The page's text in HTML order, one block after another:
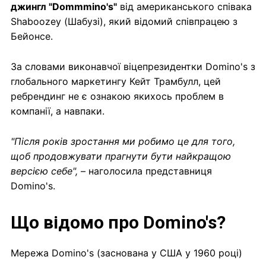
джингл "Dommmino's" від американського співака
Shaboozey (Шабузі), який відомий співпрацею з
Бейонсе.
За словами виконавчої віцепрезидентки Domino's з
глобального маркетингу Кейт Трамбулл, цей
ребрендинг не є ознакою якихось проблем в
компанії, а навпаки.
"Після років зростання ми робимо це для того,
щоб продовжувати прагнути бути найкращою
версією себе", – наголосила представниця
Domino's.
Що відомо про Domino's?
Мережа Domino's (заснована у США у 1960 році)